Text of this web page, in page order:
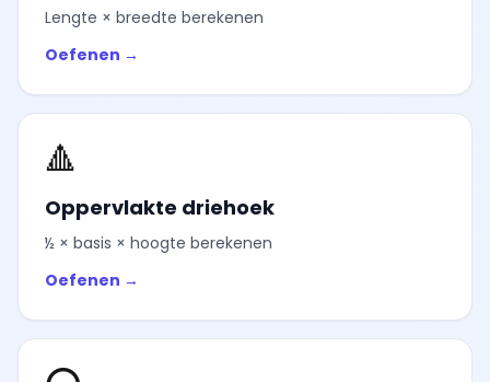
Lengte × breedte berekenen
Oefenen →
🔺
Oppervlakte driehoek
½ × basis × hoogte berekenen
Oefenen →